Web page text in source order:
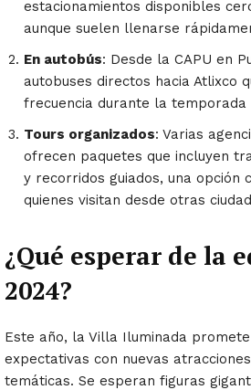
estacionamientos disponibles
aunque suelen llenarse
En autobús: Desde la CAPU en
autobuses directos hacia Atlixco
frecuencia durante la temporada
Tours organizados: Varias
ofrecen paquetes que incluyen
y recorridos guiados, una opción
quienes visitan desde otras
¿Qué esperar de la
2024?
Este año, la Villa Iluminada
expectativas con nuevas
temáticas. Se esperan figuras